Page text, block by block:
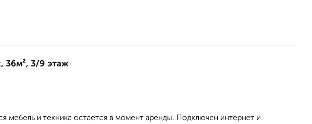
36м², 3/9 этаж
мебель и техника остается в момент аренды. Подключен интернет и